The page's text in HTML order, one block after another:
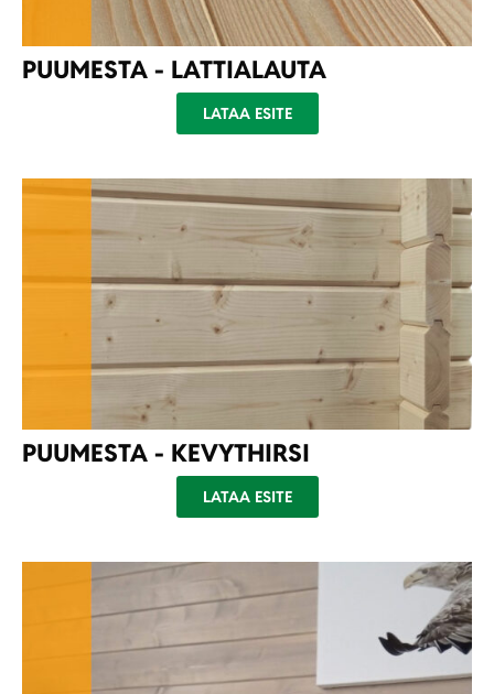
PUUMESTA - LATTIALAUTA
LATAA ESITE
PUUMESTA - KEVYTHIRSI
LATAA ESITE